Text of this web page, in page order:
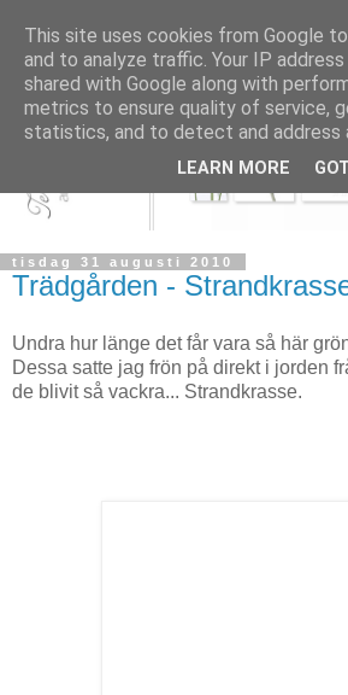
tisdag 31 augusti 2010
Trädgården -
Undra hur länge det får vara så här
Dessa satte jag frön på direkt i jorden
de blivit så vackra... Strandkrasse.
This site uses cookies from Google
and to analyze traffic. Your IP
shared with Google along with
metrics to ensure quality of service,
statistics, and to detect and address
LEARN MORE